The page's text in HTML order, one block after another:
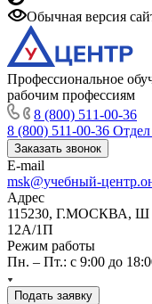
Обычная версия
Профессиональное
рабочим профессиям
8 (800) 511-00-36
8 (800) 511-00-36
Заказать звонок
E-mail
msk@учебный-
Адрес
115230, Г.МОСКВА,
12А/1П
Режим работы
Пн. – Пт.: с 9:00 до
Подать заявку